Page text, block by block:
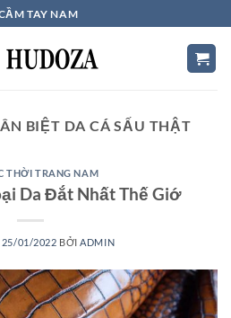
TAY NAM
BIỆT DA CÁ SẤU THẬT
THỜI TRANG NAM
Da Đắt Nhất Thế Giớ
25/01/2022 BỞI ADMIN